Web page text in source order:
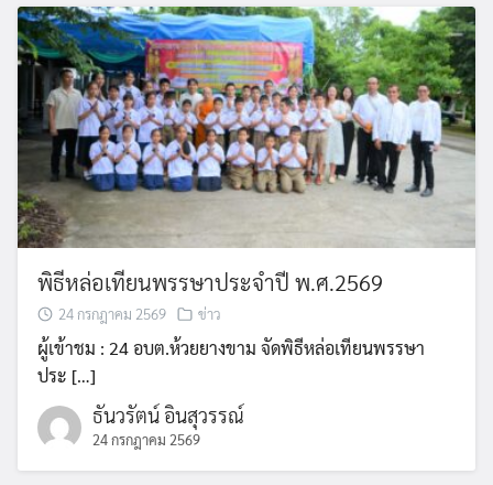
พิธีหล่อเทียนพรรษาประจำปี พ.ศ.2569
24 กรกฎาคม 2569 ข่าว
ผู้เข้าชม : 24 อบต.ห้วยยางขาม จัดพิธีหล่อเทียนพรรษา
ประ […]
ธันวรัตน์ อินสุวรรณ์
24 กรกฎาคม 2569